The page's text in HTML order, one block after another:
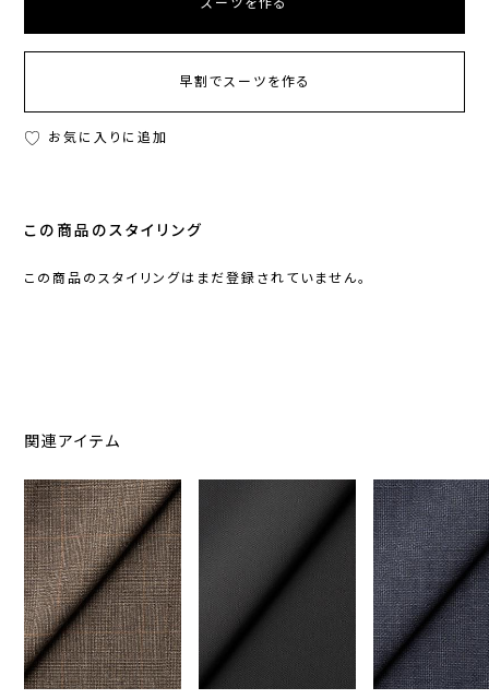
早割でスーツを作る
お気に入りに追加
この商品のスタイリング
この商品のスタイリングはまだ登録されていません。
関連アイテム